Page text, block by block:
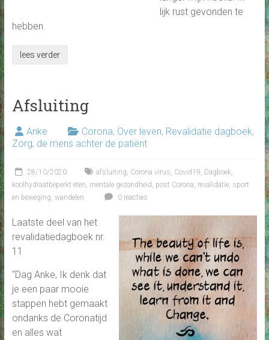
lijk rust gevonden te
hebben.
lees verder
Afsluiting
Anke Corona, Over leven, Revalidatie dagboek,
Zorg, de mens achter de patiënt
28/10/2020 afsluiting Corona virus Covid19 Dagboek,
koolhydraatbeperkt eten mentale gezondheid post Corona revalidatie, sport
en beweging wandelen 0 reacties
Laatste deel van het
revalidatiedagboek nr.
11
“Dag Anke, Ik denk dat
je een paar mooie
stappen hebt gemaakt
ondanks de Coronatijd
en alles wat